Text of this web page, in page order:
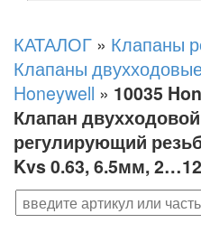
КАТАЛОГ » Клапаны
Клапаны
Honeywell » 10035
Клапан
регулирующий
Kvs 0.63, 6.5мм,